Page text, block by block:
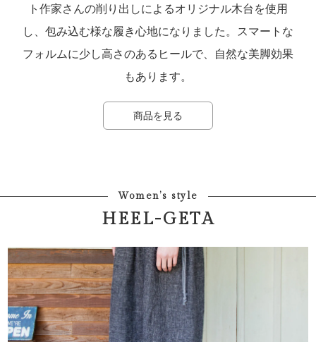
ト作家さんの削り出しによるオリジナル木台を使用
し、包み込む様な履き心地になりました。スマートな
フォルムに少し高さのあるヒールで、自然な美脚効果
もあります。
商品を見る
Women’s style
HEEL-GETA